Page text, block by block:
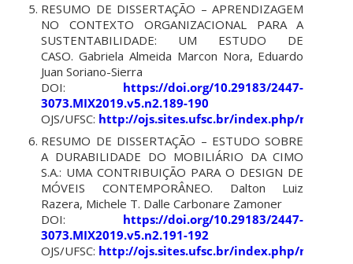
RESUMO DE DISSERTAÇÃO – APRENDIZAGEM
NO CONTEXTO ORGANIZACIONAL PARA A
SUSTENTABILIDADE: UM ESTUDO DE
CASO. Gabriela Almeida Marcon Nora, Eduardo
Juan Soriano-Sierra
DOI: https://doi.org/10.29183/2447-
3073.MIX2019.v5.n2.189-190
OJS/UFSC: http://ojs.sites.ufsc.br/index.php/
RESUMO DE DISSERTAÇÃO – ESTUDO SOBRE
A DURABILIDADE DO MOBILIÁRIO DA CIMO
S.A.: UMA CONTRIBUIÇÃO PARA O DESIGN DE
MÓVEIS CONTEMPORÂNEO. Dalton Luiz
Razera, Michele T. Dalle Carbonare Zamoner
DOI: https://doi.org/10.29183/2447-
3073.MIX2019.v5.n2.191-192
OJS/UFSC: http://ojs.sites.ufsc.br/index.php/